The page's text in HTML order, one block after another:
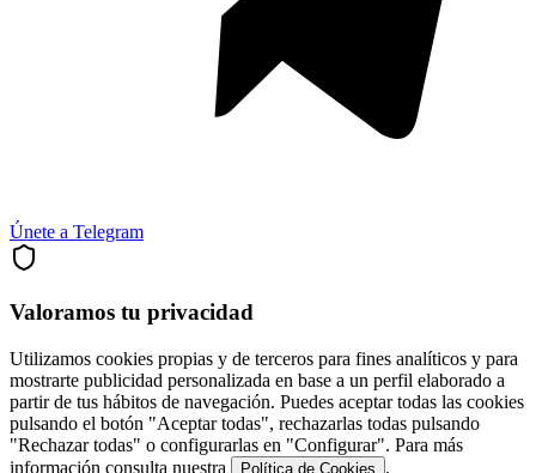
Únete a Telegram
Valoramos tu privacidad
Utilizamos cookies propias y de terceros para fines analíticos y para
mostrarte publicidad personalizada en base a un perfil elaborado a
partir de tus hábitos de navegación. Puedes aceptar todas las cookies
pulsando el botón "Aceptar todas", rechazarlas todas pulsando
"Rechazar todas" o configurarlas en "Configurar". Para más
información consulta nuestra
Política de Cookies .